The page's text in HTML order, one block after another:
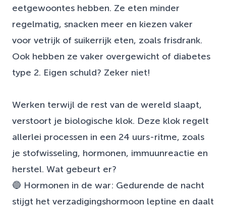
eetgewoontes hebben. Ze eten minder
regelmatig, snacken meer en kiezen vaker
voor vetrijk of suikerrijk eten, zoals frisdrank.
Ook hebben ze vaker overgewicht of diabetes
type 2. Eigen schuld? Zeker niet!
Werken terwijl de rest van de wereld slaapt,
verstoort je biologische klok. Deze klok regelt
allerlei processen in een 24 uurs-ritme, zoals
je stofwisseling, hormonen, immuunreactie en
herstel. Wat gebeurt er?
🔵 Hormonen in de war: Gedurende de nacht
stijgt het verzadigingshormoon leptine en daalt